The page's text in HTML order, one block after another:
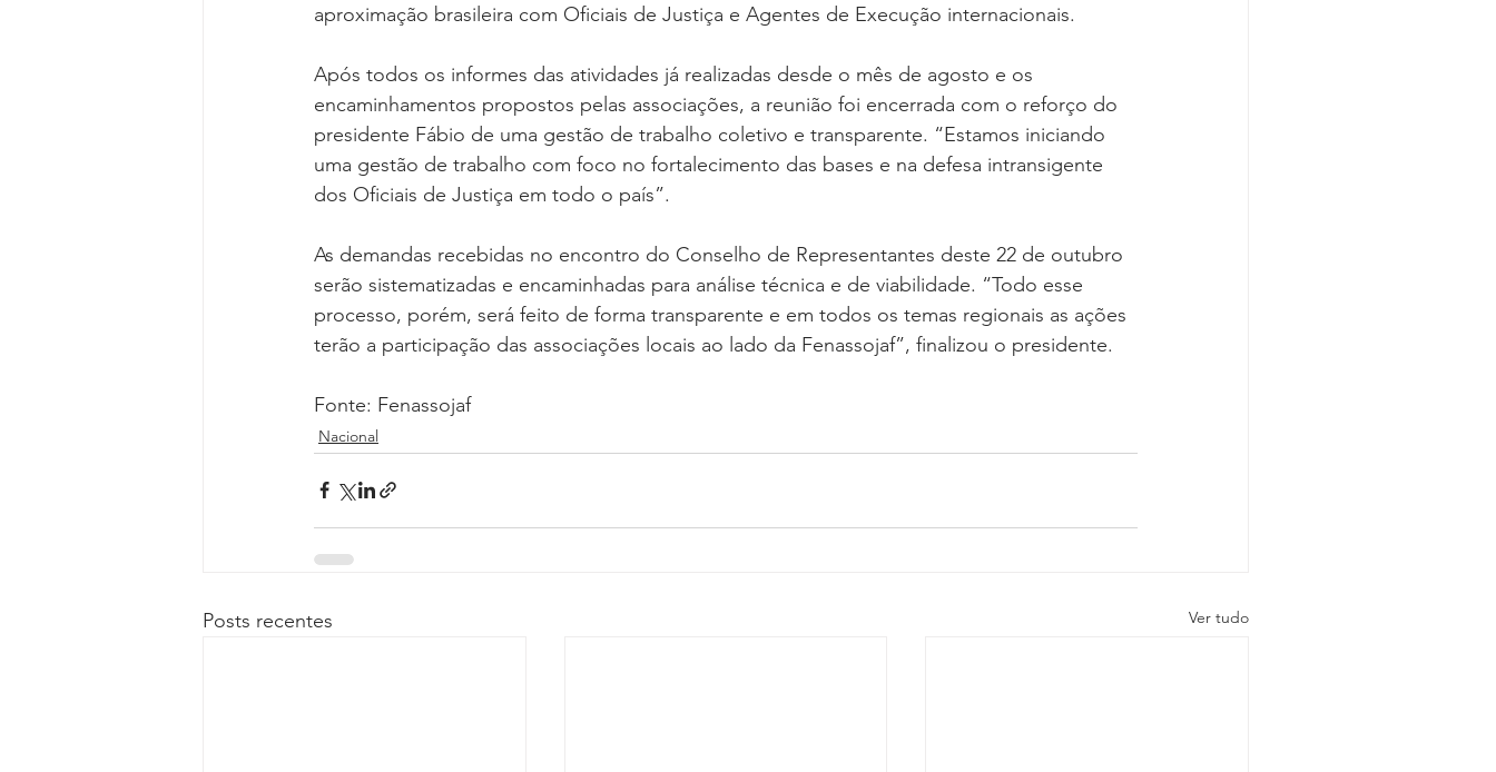
aproximação brasileira com Oficiais de Justiça e Agentes de Execução internacionais.
Após todos os informes das atividades já realizadas desde o mês de agosto e os
encaminhamentos propostos pelas associações, a reunião foi encerrada com o reforço do
presidente Fábio de uma gestão de trabalho coletivo e transparente. “Estamos iniciando
uma gestão de trabalho com foco no fortalecimento das bases e na defesa intransigente
dos Oficiais de Justiça em todo o país”.
As demandas recebidas no encontro do Conselho de Representantes deste 22 de outubro
serão sistematizadas e encaminhadas para análise técnica e de viabilidade. “Todo esse
processo, porém, será feito de forma transparente e em todos os temas regionais as ações
terão a participação das associações locais ao lado da Fenassojaf”, finalizou o presidente.
Fonte: Fenassojaf
Nacional
Posts recentes Ver tudo